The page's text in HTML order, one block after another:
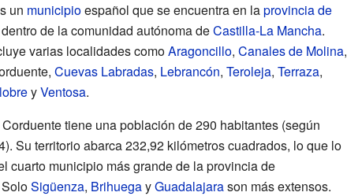
un municipioespañol que se encuentra en laprovincia de
de la comunidad autónoma deCastilla-La Mancha.
varias localidades comoAragoncillo, Canales de Molina,
Cuevas Labradas, Lebrancón, Teroleja, Terraza,
yVentosa.
tiene una población de 290 habitantes (según
Su territorio abarca 232,92 kilómetros cuadrados, lo que lo
cuarto municipio más grande de la provincia de
Sigüenza, BrihuegayGuadalajarason más extensos.